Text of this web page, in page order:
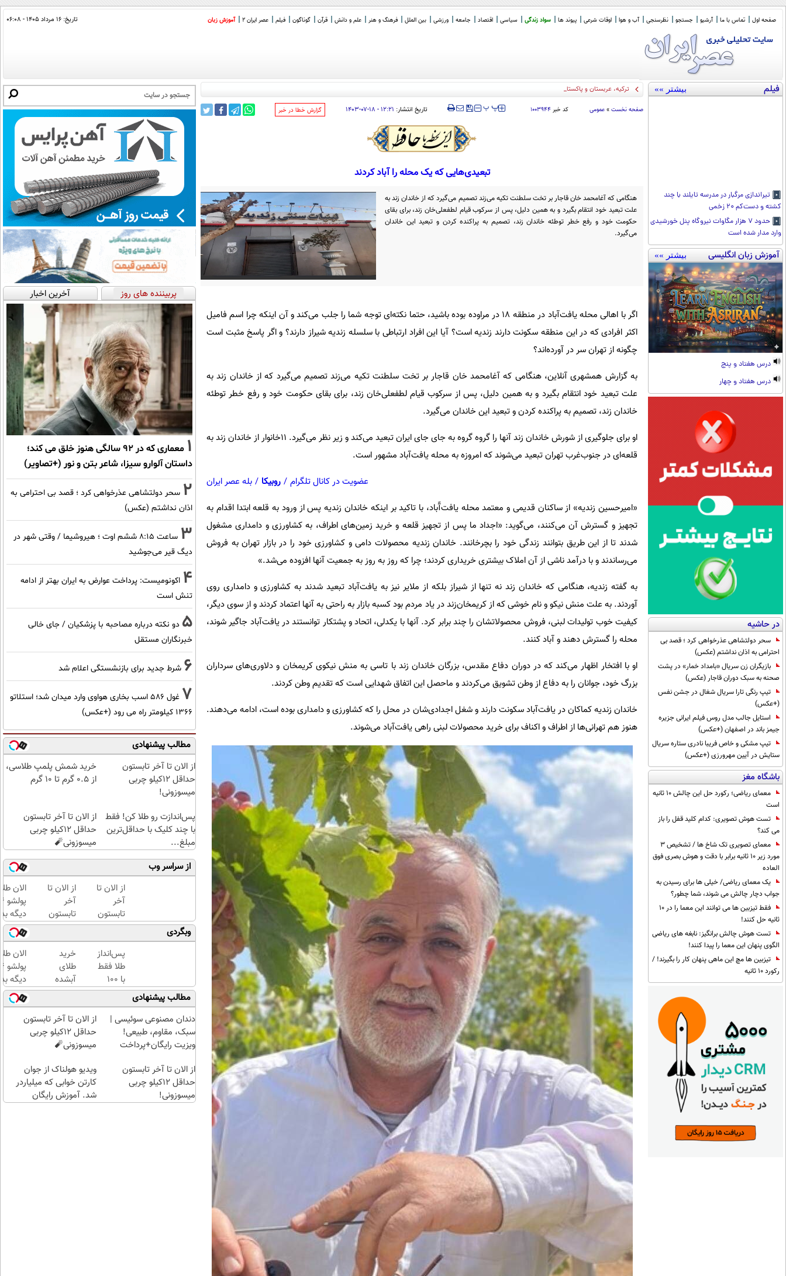
صفحه اول تماس با ما آرشیو جستجو نظرسنجی آب و هوا اوقات شرعی پیوند ها سواد زندگی سیاسی اقتصاد جامعه ورزشی بین الملل فرهنگ و هنر علم و دانش قرآن گوناگون فیلم عصر ایران 2 آموزش زبان تاریخ: ۱۶ مرداد ۱۴۰۵ - ۰۶:۰۸
فیلم بیشتر »»
تیراندازی مرگبار در مدرسه تایلند با چند
کشته و دست‌کم ۲۰ زخمی
حدود ۷ هزار مگاوات نیروگاه پنل خورشیدی
وارد مدار شده است
آموزش زبان انگلیسی بیشتر »»
درس هفتاد و پنج
درس هفتاد و چهار
در حاشیه
سحر دولتشاهی عذرخواهی کرد ؛ قصد بی
احترامی به اذان نداشتم (عکس)
بازیگران زن سریال «بامداد خمار» در پشت
صحنه به سبک دوران قاجار (عکس)
تیپ رنگی تارا سریال شغال در جشن نفس
(+عکس)
استایل جالب مدل روس فیلم ایرانی جزیره
جیمز باند در اصفهان (+عکس)
تیپ مشکی و خاص فریبا نادری ستاره سریال
ستایش در آیین مهرورزی (+عکس)
باشگاه مغز
معمای ریاضی؛ رکورد حل این چالش 10 ثانیه
است
تست هوش تصویری: کدام کلید قفل را باز
می کند؟
معمای تصویری تک شاخ ها / تشخیص 3
مورد زیر 10 ثانیه برابر با دقت و هوش بصری فوق
العاده
یک معمای ریاضی/ خیلی ها برای رسیدن به
جواب دچار چالش می شوند، شما چطور؟
فقط تیزبین ها می توانند این معما را در 10
ثانیه حل کنند!
تست هوش چالش برانگیز: نابغه های ریاضی
الگوی پنهان این معما را پیدا کنند!
تیزبین ها مچ این ماهی پنهان کار را بگیرند! /
رکورد 10 ثانیه
ترکیه، عربستان و پاکستان امروز در جده توافقنامه نظا
صفحه نخست » عمومی کد خبر ۱۰۰۳۹۴۴ ‍‍‍ پ پ تاریخ انتشار: ۱۲:۲۱ - ۱۸-۰۷-۱۴۰۳ ‌گزارش خطا در خبر
تبعیدی‌هایی که یک محله را آباد کردند
هنگامی که آغامحمد خان قاجار بر تخت سلطنت تکیه می‌زند تصمیم می‌گیرد که از خاندان زند به
علت تبعید خود انتقام بگیرد و به همین دلیل، پس از سرکوب قیام لطفعلی‌خان زند، برای بقای
حکومت خود و رفع خطر توطئه خاندان زند، تصمیم به پراکنده کردن و تبعید این خاندان
می‌گیرد.
اگر با اهالی محله‌ یافت‌آباد در منطقه‌ ۱۸ در مراوده بوده باشید، حتما نکته‌ای توجه شما را جلب می‌کند و آن اینکه چرا اسم فامیل
اکثر افرادی که در این منطقه سکونت دارند زندیه است؟ آیا این افراد ارتباطی با سلسله زندیه شیراز دارند؟ و اگر پاسخ مثبت است
چگونه از تهران سر در آورده‌اند؟
به گزارش همشهری آنلاین، هنگامی که آغامحمد خان قاجار بر تخت سلطنت تکیه می‌زند تصمیم می‌گیرد که از خاندان زند به
علت تبعید خود انتقام بگیرد و به همین دلیل، پس از سرکوب قیام لطفعلی‌خان زند، برای بقای حکومت خود و رفع خطر توطئه
خاندان زند، تصمیم به پراکنده کردن و تبعید این خاندان می‌گیرد.
او برای جلوگیری از شورش خاندان زند آنها را گروه گروه به جای جای ایران تبعید می‌کند و زیر نظر می‌گیرد. ۱۱خانوار از خاندان زند به
قلعه‌ای در جنوب‌غرب تهران تبعید می‌شوند که امروزه به محله‌ یافت‌آباد مشهور است.
عضویت در کانال تلگرام / روبیکا / بله عصر ایران
«امیرحسین زندیه» از ساکنان قدیمی و معتمد محله‌ یافت‌آّباد، با تاکید بر اینکه خاندان زندیه پس از ورود به قلعه ابتدا اقدام به
تجهیز و گسترش آن می‌کنند، می‌گوید: «اجداد ما پس از تجهیز قلعه و خرید زمین‌های اطراف، به کشاورزی و دامداری مشغول
شدند تا از این طریق بتوانند زندگی خود را بچرخانند. خاندان زندیه محصولات دامی و کشاورزی خود را در بازار تهران به فروش
می‌رساندند و با درآمد ناشی از آن املاک بیشتری خریداری ‌کردند؛ چرا که روز به روز به جمعیت آنها افزوده می‌شد.»
به گفته زندیه، هنگامی که خاندان زند نه تنها از شیراز بلکه از ملایر نیز به یافت‌آباد تبعید شدند به کشاورزی و دامداری روی
آوردند. به علت منش نیکو و نام خوشی که از کریمخان‌زند در یاد مردم بود کسبه بازار به راحتی به آنها اعتماد کردند و از سوی دیگر،
کیفیت خوب تولیدات لبنی، فروش محصولاتشان را چند برابر کرد. آنها با یکدلی، اتحاد و پشتکار توانستند در یافت‌آباد جاگیر شوند،
محله را گسترش دهند و آباد کنند.
او با افتخار اظهار می‌کند که در دوران دفاع مقدس، بزرگان خاندان زند با تاسی به منش نیکوی کریمخان و دلاوری‌های سرداران
بزرگ خود، جوانان را به دفاع از وطن تشویق می‌کردند و ماحصل این اتفاق شهدایی است که تقدیم وطن کردند.
خاندان زندیه کماکان در یافت‌آباد سکونت دارند و شغل اجدادی‌شان در محل را که کشاورزی و دامداری بوده است، ادامه می‌دهند.
هنوز هم تهرانی‌ها از اطراف و اکناف برای خرید محصولات لبنی راهی یافت‌آباد می‌شوند.
پربیننده های روز آخرین اخبار
1
معماری که در 92 سالگی هنوز خلق می کند؛
داستان آلوارو سیزا، شاعر بتن و نور (+تصاویر)
2 سحر دولتشاهی عذرخواهی کرد ؛ قصد بی احترامی به
اذان نداشتم (عکس)
3
ساعت ۸:۱۵ ششم اوت ؛ هیروشیما / وقتی شهر در
دیگ قیر می‌جوشید
4 اکونومیست: پرداخت عوارض به ایران بهتر از ادامه
تنش است
5 دو نکته درباره مصاحبه با پزشکیان / جای خالی
خبرنگاران مستقل
6 شرط جدید برای بازنشستگی اعلام شد
7
غول 586 اسب بخاری هواوی وارد میدان شد؛ استلاتو
1366 کیلومتر راه می رود (+عکس)
مطالب پیشنهادی
از الان تا آخر تابستون
حداقل 12کیلو چربی
میسوزونی!
خرید شمش پلمپ طلاسی،
از ۰.۵ گرم تا ۱۰ گرم
پس‌اندازت رو طلا کن! فقط
با چند کلیک با حداقل‌ترین
مبلغ...
از الان تا آخر تابستون
حداقل 12کیلو چربی
میسوزونی🧨
از سراسر وب
از الان تا
آخر
تابستون
حداقل
12کیلو
چربی
میسوزونی!
از الان تا
آخر
تابستون
حداقل
12کیلو
چربی
میسوزونی
🧨
الان
دیگه
طلا با
بی‌بهره
وبگردی
پس‌انداز
طلا فقط
با ۱۰۰
هزارتومان
(امن و
راحت)
خرید
طلای
آبشده
حتی با
۱۰۰هزارتومان
الان
دیگه
طلا با
بی‌بهره
مطالب پیشنهادی
دندان مصنوعی سوئیسی |
سبک، مقاوم، طبیعی!
ویزیت رایگان+پرداخت
از الان تا آخر تابستون
حداقل 12کیلو چربی
میسوزونی🧨
از الان تا آخر تابستون
حداقل 12کیلو چربی
میسوزونی!
ویدیو هولناک از جوان
کارتن خوابی که میلیاردر
شد. آموزش رایگان